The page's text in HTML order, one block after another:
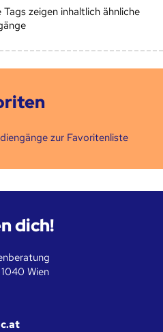
Tags zeigen inhaltlich ähnliche
zur Favoritenliste
dich!
Wien